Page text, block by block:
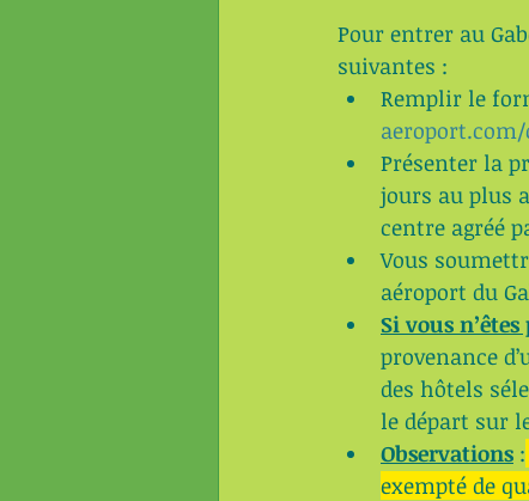
Pour entrer au
suivantes :
Remplir le
Présenter la
jours au plus
centre agréé
Vous
aéroport du
Si vous
provenance
des hôtels
le départ sur
Observations :
exempté de